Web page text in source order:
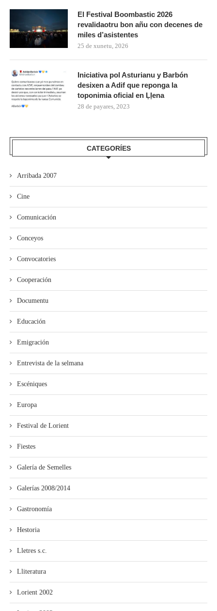
El Festival Boombastic 2026
revalidaotru bon añu con decenes de
miles d’asistentes
25 de xunetu, 2026
Iniciativa pol Asturianu y Barbón
desixen a Adif que reponga la
toponimia oficial en Ḷḷena
28 de payares, 2023
CATEGORÍES
Arribada 2007
Cine
Comunicación
Conceyos
Convocatories
Cooperación
Documentu
Educación
Emigración
Entrevista de la selmana
Escéniques
Europa
Festival de Lorient
Fiestes
Galería de Semelles
Galerías 2008/2014
Gastronomía
Hestoria
Lletres s.c.
Lliteratura
Lorient 2002